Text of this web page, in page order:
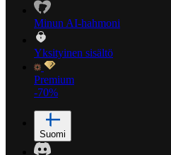
Minun AI-hahmoni
Yksityinen sisältö
Premium
-70%
Suomi